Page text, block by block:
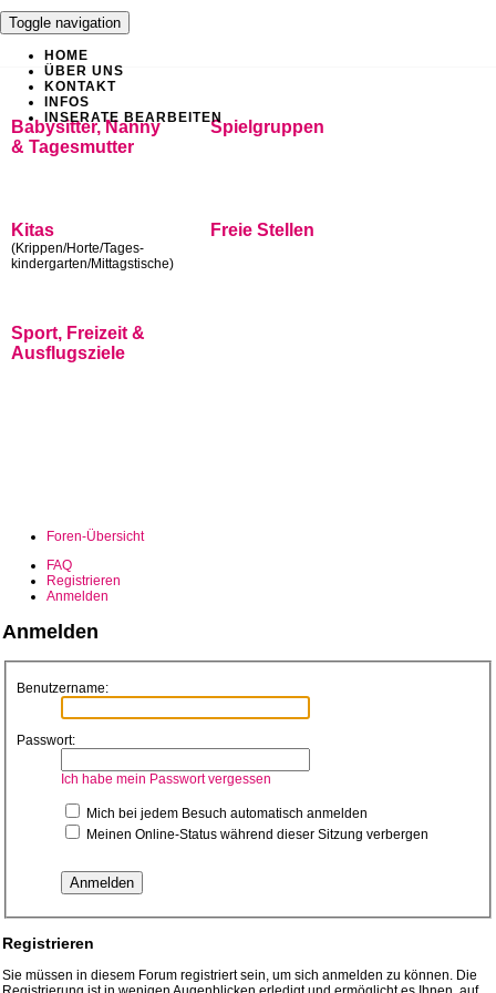
Toggle navigation
HOME
ÜBER UNS
KONTAKT
INFOS
INSERATE BEARBEITEN
Babysitter, Nanny
& Tagesmutter
Spielgruppen
Kitas
(Krippen/Horte/Tages-
kindergarten/Mittagstische)
Freie Stellen
Sport, Freizeit &
Ausflugsziele
Foren-Übersicht
FAQ
Registrieren
Anmelden
Anmelden
Benutzername:
Passwort:
Ich habe mein Passwort vergessen
Mich bei jedem Besuch automatisch anmelden
Meinen Online-Status während dieser Sitzung verbergen
Registrieren
Sie müssen in diesem Forum registriert sein, um sich anmelden zu können. Die